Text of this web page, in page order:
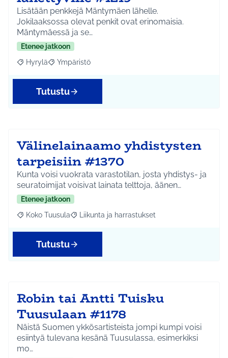
Lisätään penkkejä Mäntymäen lähelle.
Jokilaaksossa olevat penkit ovat erinomaisia.
Mäntymäessä ja se…
Etenee jatkoon
Rajaa tulokset aihepiirin mukaan: Hyrylä
Hyrylä Rajaa tulokset teeman mukaan: Ympäristö
Ympäristö
Tutustu
Välinelainaamo yhdistysten
tarpeisiin #1370
Kunta voisi vuokrata varastotilan, josta yhdistys- ja
seuratoimijat voisivat lainata telttoja, äänen…
Etenee jatkoon
Rajaa tulokset aihepiirin mukaan: Koko Tuusula
Koko Tuusula Rajaa tulokset teeman mukaan: Liikunta ja
Liikunta ja harrastukset
Tutustu
Robin tai Antti Tuisku
Tuusulaan #1178
Näistä Suomen ykkösartisteista jompi kumpi voisi
esiintyä tulevana kesänä Tuusulassa, esimerkiksi
mo…